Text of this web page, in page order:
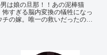
男は娘の旦那！！あの泥棒猫
怖すぎる脳内変換の犠牲になっ
チの嫁。唯一の救いだったの